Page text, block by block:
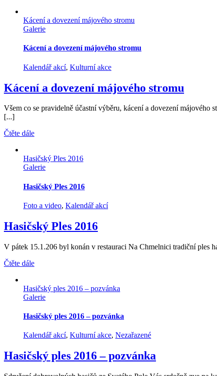
Kácení a dovezení májového stromu
Galerie
Kácení a dovezení májového stromu
Kalendář akcí, Kulturní akce
Kácení a dovezení májového stromu
Všem co se pravidelně účastní výběru, kácení a dovezení májového
[...]
Čtěte dále
Hasičský Ples 2016
Galerie
Hasičský Ples 2016
Foto a video, Kalendář akcí
Hasičský Ples 2016
V pátek 15.1.206 byl konán v restauraci Na Chmelnici tradiční ples
Čtěte dále
Hasičský ples 2016 – pozvánka
Galerie
Hasičský ples 2016 – pozvánka
Kalendář akcí, Kulturní akce, Nezařazené
Hasičský ples 2016 – pozvánka